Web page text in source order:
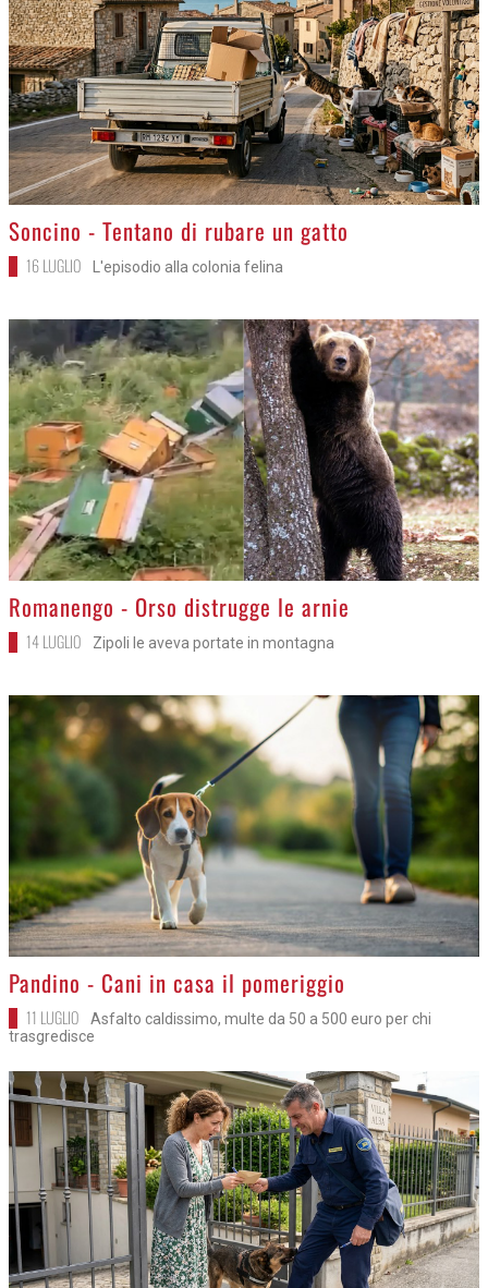
>
Soncino - Tentano di rubare un gatto
16 LUGLIO L'episodio alla colonia felina
>
Romanengo - Orso distrugge le arnie
14 LUGLIO Zipoli le aveva portate in montagna
>
Pandino - Cani in casa il pomeriggio
11 LUGLIO
Asfalto caldissimo, multe da 50 a 500 euro per chi
trasgredisce